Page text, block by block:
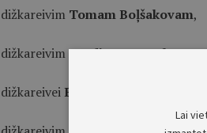
dižkareivimTomam Boļšakovam,
dižkareivimSandim Homenko,
dižkareiveiElīnai Pinnei
Lai